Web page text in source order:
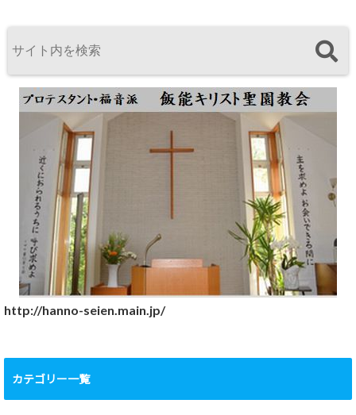
http://hanno-seien.main.jp/
カテゴリー一覧